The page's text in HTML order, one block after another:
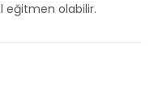
eğitmen olabilir.